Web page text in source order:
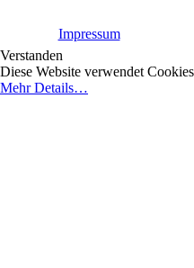
Impressum
Verstanden
Diese Website verwendet
Mehr Details…